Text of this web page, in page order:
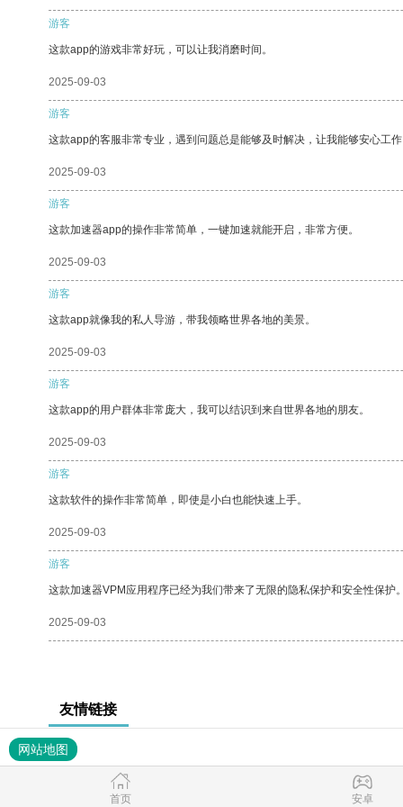
游客
这款app的游戏非常好玩，可以让我消磨时间。
2025-09-03
游客
这款app的客服非常专业，遇到问题总是能够及时解决，让我能够安心工
2025-09-03
游客
这款加速器app的操作非常简单，一键加速就能开启，非常方便。
2025-09-03
游客
这款app就像我的私人导游，带我领略世界各地的美景。
2025-09-03
游客
这款app的用户群体非常庞大，我可以结识到来自世界各地的朋友。
2025-09-03
游客
这款软件的操作非常简单，即使是小白也能快速上手。
2025-09-03
游客
这款加速器VPM应用程序已经为我们带来了无限的隐私保护和安全性保护
2025-09-03
友情链接
网站地图
首页 安卓